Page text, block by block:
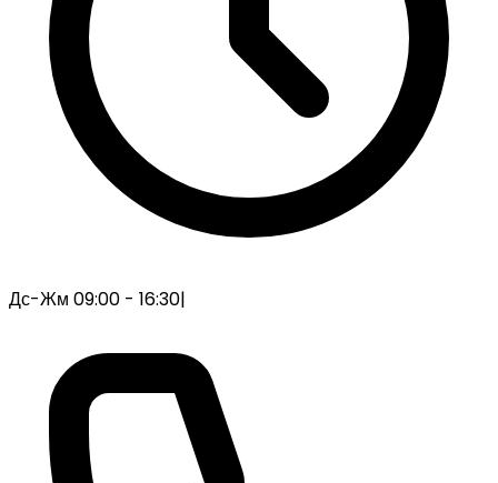
Дс-Жм 09:00 - 16:30|